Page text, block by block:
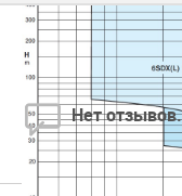
Нет